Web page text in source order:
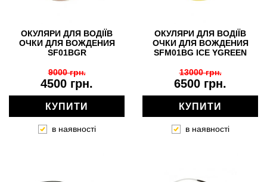
ОКУЛЯРИ ДЛЯ ВОДІЇВ
ОЧКИ ДЛЯ ВОЖДЕНИЯ
SF01BGR
4500 грн.
9000 грн.
КУПИТИ
в наявності
ОКУЛЯРИ ДЛЯ ВОДІЇВ
ОЧКИ ДЛЯ ВОЖДЕНИЯ
SFM01BG ICE YGREEN
6500 грн.
13000 грн.
КУПИТИ
в наявності